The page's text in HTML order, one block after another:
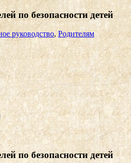
по безопасности детей
руководство, Родителям
по безопасности детей